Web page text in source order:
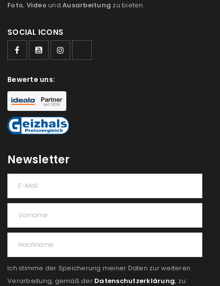
Foto, Video und Ausarbeitung zu bieten.
SOCIAL ICONS
Bewerte uns:
Newsletter
Ich stimme der Speicherung meiner Daten zur weiteren
Verarbeitung, gemäß der Datenschutzerklärung, zu: